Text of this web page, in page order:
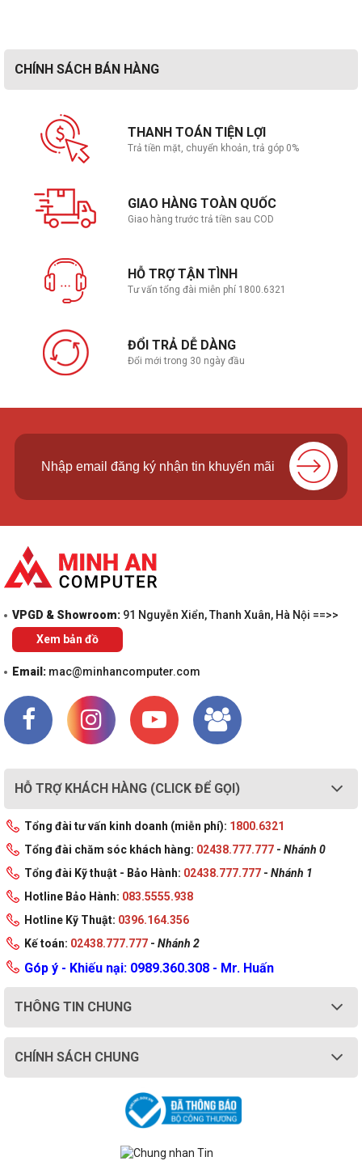
CHÍNH SÁCH BÁN HÀNG
THANH TOÁN TIỆN LỢI
Trả tiền mặt, chuyển khoản, trả góp 0%
GIAO HÀNG TOÀN QUỐC
Giao hàng trước trả tiền sau COD
HỖ TRỢ TẬN TÌNH
Tư vấn tổng đài miễn phí 1800.6321
ĐỔI TRẢ DỄ DÀNG
Đổi mới trong 30 ngày đầu
VPGD & Showroom: 91 Nguyễn Xiển, Thanh Xuân, Hà Nội ==>>
Xem bản đồ
Email: mac@minhancomputer.com
HỖ TRỢ KHÁCH HÀNG (CLICK ĐỂ GỌI)
Tổng đài tư vấn kinh doanh (miễn phí): 1800.6321
Tổng đài chăm sóc khách hàng: 02438.777.777 - Nhánh 0
Tổng đài Kỹ thuật - Bảo Hành: 02438.777.777 - Nhánh 1
Hotline Bảo Hành: 083.5555.938
Hotline Kỹ Thuật: 0396.164.356
Kế toán: 02438.777.777 - Nhánh 2
Góp ý - Khiếu nại: 0989.360.308 - Mr. Huấn
THÔNG TIN CHUNG
CHÍNH SÁCH CHUNG